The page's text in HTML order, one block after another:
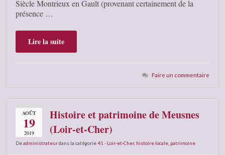
Siècle Montrieux en Gault (provenant certainement de la
présence …
Lire la suite
Faire un commentaire
AOÛT
19
2019
Histoire et patrimoine de Meusnes
(Loir-et-Cher)
Deadministrateurdans la catégorie41 - Loir-et-Cher, histoire locale patrimoine